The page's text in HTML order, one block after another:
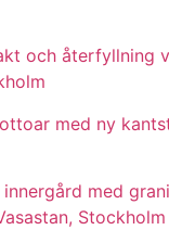
och återfyllning
med ny
innergård med
Stockholm